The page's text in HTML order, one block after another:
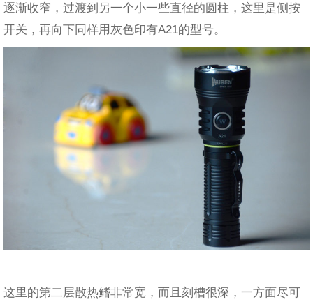
逐渐收窄，过渡到另一个小一些直径的圆柱，这里是侧按
开关，再向下同样用灰色印有A21的型号。
这里的第二层散热鳍非常宽，而且刻槽很深，一方面尽可